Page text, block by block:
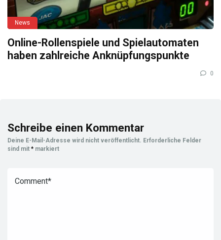
News
Online-Rollenspiele und Spielautomaten
haben zahlreiche Anknüpfungspunkte
0
Schreibe einen Kommentar
Deine E-Mail-Adresse wird nicht veröffentlicht. Erforderliche Felder
sind mit * markiert